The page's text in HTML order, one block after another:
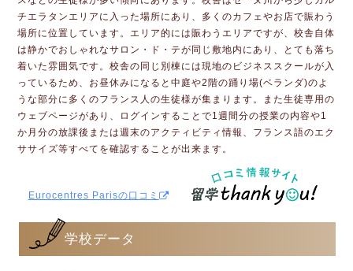
チエラタンエリアに入った場所にあり、多くのカフェやお店で賑わう
場所に位置しています。エリア的には賑わうエリアですが、校舎自体
は静かでおしゃれなサロン・ド・テが同じ敷地内にあり、とても落ち
着いた雰囲気です。校舎の同じ別棟には現地のビジネススクールが入
っているため、お昼休みになると中庭や2階の踊り場(ベランダ)のよ
うな部分に多くのフランス人の生徒様が集まります。また生徒専用の
ウェブページがあり、ログインすることで1週間分の授業の内容や1
か月分の放課後または週末のアクティビティ情報、フランス語のエク
ササイズ等すべてを確認することが出来ます。
Eurocentres Parisの口コミ
学校データ